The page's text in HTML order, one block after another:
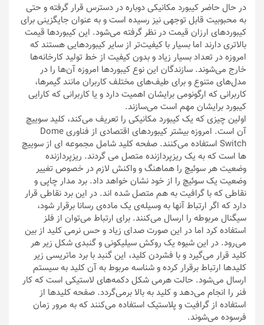
در حال حاضر کیبورد مکانیکی دوباره در دسترس قرار گرفته و حتی
به محبوبیت قابل توجهی نیز رسیده است و به عنوان جایگزینی برای
کیبوردهای ارزان قیمت در نظر گرفته می‌شود. این کیبوردها قیمت
بالاتری دارند اما بسیار با کیفیت‌تر از سایر کیبوردهایی هستند که
امروزه در تعداد بسیار زیاد و بدون کیفیت از خط تولید کارخانه‌ها
خارج می‌شوند. سازندگان این نوع کیبوردها امروزه آن‌ها را در
مدل‌های متنوع و برای طیف‌های مختلف کاربران مانند گیمرها،
کاربرانی که ارگونومی برایشان اهمیت دارد و یا کاربرانی که کارایی
کیبورد برایشان مهم است می‌سازند.
اولین چیزی که یک کیبورد مکانیکی را تعریف می‌کند، کلید سوییچ
آن است. امروزه بیشتر کیبوردهای اقتصادی از فناوری Dome
Switch استفاده می‌کنند. صفحه کليد شامل مجموعه ای از سوييچ
ها است که به يک ريزپردازنده متصل می گردند. ريزپردازنده
وضعيت هر سوئيچ را هماهنگ و واکنش لازم در خصوص تغيير
وضعيت يک سوئيچ را از خود نشان خواهد داد. برد مدار چاپی و
نقاطی که با گرافیت به هم متصل شده اند. در این برد نقاطی قرار
دارد که اگر ارتباط آنها به وسیله‌ی یک ماده‌ی رسانا برقرار شود،
سیگنال مربوطه را ارسال می‌کنند. برای ارتباط می‌توان از فلز
استفاده کرد اما در این صورت صدای زیاد و حس نرمی کلید از بین
می‌رود. در این شیوه یک روکش سیلیکونی و گنبدی شکل زیر هر
کلید قرار می‌گیرد و با فشردن کلید، این گنبد با برد ماتریسی زیر
کلیدها ارتباط برقرار کرده و شناسه مربوط به آن کلید به سیستم
ارسال می‌شود. حالت هرمی شکل دکمه‌های لاستیکی است که کار
فنر را انجام می‌‌دهد و کلید به بالا بر‌می‌گردد. صفحه کلیدها از
استفاده از گرافیت و پلاستیک استفاده می‌کنند که به مرور زمان
فرسوده می‌شوند.